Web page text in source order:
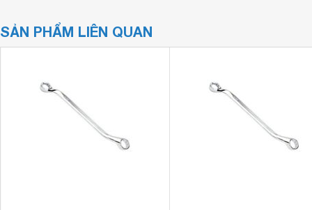
SẢN PHẨM LIÊN QUAN